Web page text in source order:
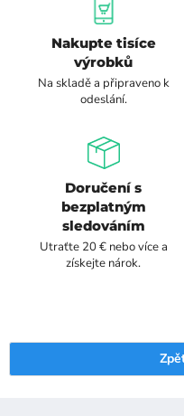
Nakupte tisíce
výrobků
Na skladě a připraveno k
odeslání.
Doručení s
bezplatným
sledováním
Utraťte 20 € nebo více a
získejte nárok.